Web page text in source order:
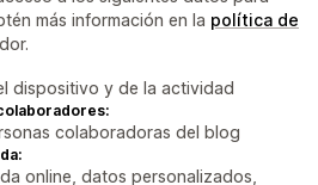
más información en la política de
dispositivo y de la actividad
colaboradoras del blog
online, datos personalizados,